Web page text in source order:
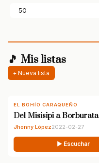
🎵 Mis listas
+ Nueva lista
EL BOHÍO CARAQUEÑO
Del Misisipi a Borburata
Jhonny López2022-02-27
▶ Escuchar